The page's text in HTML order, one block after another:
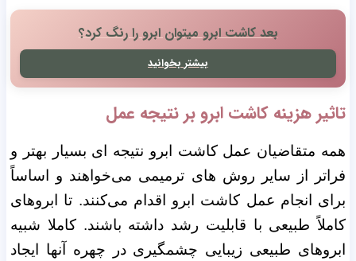
بعد کاشت ابرو میتوان ابرو را رنگ کرد؟
بیشتر بخوانید
تاثیر هزینه کاشت ابرو بر نتیجه عمل
همه متقاضیان عمل کاشت ابرو نتیجه ای بسیار بهتر و
فراتر از سایر روش های ترمیمی می‌خواهند و اساساً
برای انجام عمل کاشت ابرو اقدام می‌کنند. تا ابروهای
کاملاً طبیعی با قابلیت رشد داشته باشند. کاملا شبیه
ابروهای طبیعی زیبایی چشمگیری در چهره آنها ایجاد